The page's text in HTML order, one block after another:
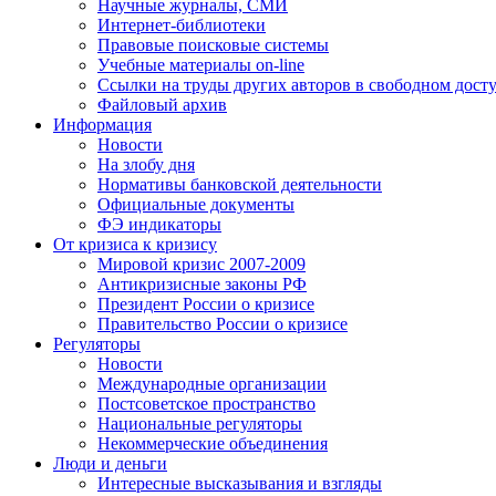
Научные журналы, СМИ
Интернет-библиотеки
Правовые поисковые системы
Учебные материалы on-line
Ссылки на труды других авторов в свободном
Файловый архив
Информация
Новости
На злобу дня
Нормативы банковской деятельности
Официальные документы
ФЭ индикаторы
От кризиса к кризису
Мировой кризис 2007-2009
Антикризисные законы РФ
Президент России о кризисе
Правительство России о кризисе
Регуляторы
Новости
Международные организации
Постсоветское пространство
Национальные регуляторы
Некоммерческие объединения
Люди и деньги
Интересные высказывания и взгляды